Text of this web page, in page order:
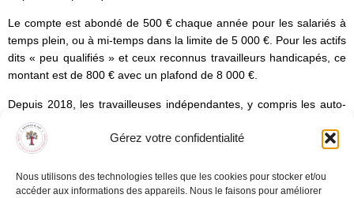
Gérez votre confidentialité
Nous utilisons des technologies telles que les cookies pour stocker et/ou
accéder aux informations des appareils. Nous le faisons pour améliorer
Le compte est abondé de 500 € chaque année pour les salariés à
temps plein, ou à mi-temps dans la limite de 5 000 €. Pour les actifs
dits « peu qualifiés » et ceux reconnus travailleurs handicapés, ce
montant est de 800 € avec un plafond de 8 000 €.
Depuis 2018, les travailleuses indépendantes, y compris les auto-
entrepreneures, bénéficient du CPF. Pour cela, tu dois être en
activité (avoir déclaré un chiffre d’affaires positif) et avoir payé ta
Cotisation à la Formation Professionnelle (CFP)
CPF est alimenté à hauteur de 500 €, dans la limite d’un plafond de
5 000 €.